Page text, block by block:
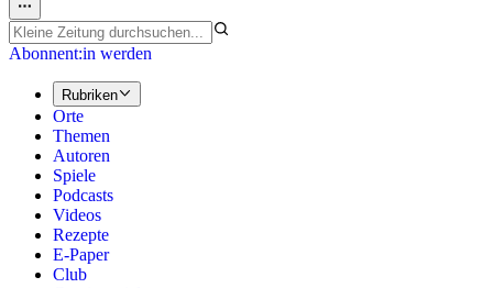
Abonnent:in werden
Rubriken
Orte
Themen
Autoren
Spiele
Podcasts
Videos
Rezepte
E-Paper
Club